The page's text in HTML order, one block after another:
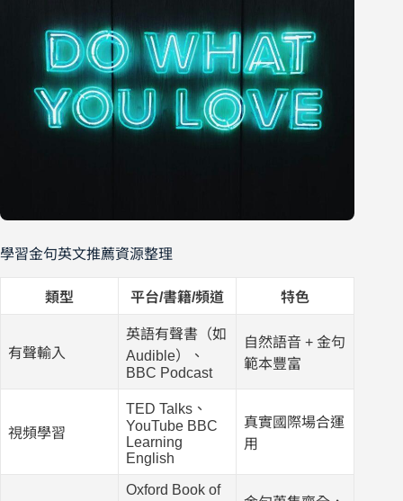
學習金句英文推薦資源整理
類型 平台/書籍/頻道 特色
有聲輸入
英語有聲書（如
Audible）、
BBC Podcast
自然語音 + 金句
範本豐富
視頻學習
TED Talks、
YouTube BBC
Learning
English
真實國際場合運
用
Oxford Book of